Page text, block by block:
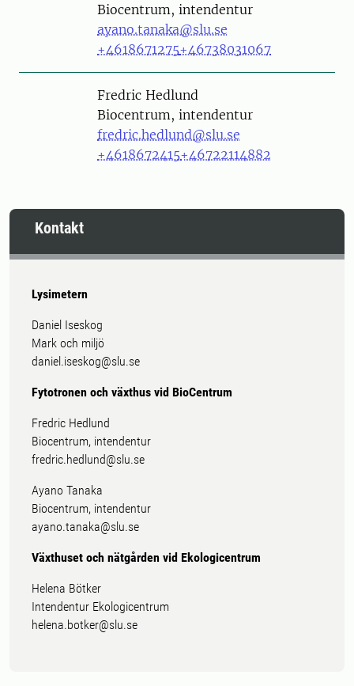
Biocentrum, intendentur
ayano.tanaka@slu.se
+4618671275+46738031067
PersonFredric Hedlund
Biocentrum, intendentur
fredric.hedlund@slu.se
+4618672415+46722114882
Kontakt
Lysimetern
Daniel Iseskog
Mark och miljö
daniel.iseskog@slu.se
Fytotronen och växthus vid BioCentrum
Fredric Hedlund
Biocentrum, intendentur
fredric.hedlund@slu.se
Ayano Tanaka
Biocentrum, intendentur
ayano.tanaka@slu.se
Växthuset och nätgården vid Ekologicentrum
Helena Bötker
Intendentur Ekologicentrum
helena.botker@slu.se